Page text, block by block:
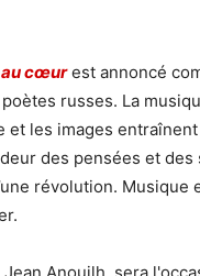
au cœurest annoncé
russes. La
et les images
des pensées et des
révolution. Musique